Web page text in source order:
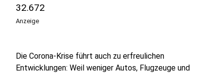
32.672
Anzeige
Die Corona-Krise führt auch zu erfreulichen
Entwicklungen: Weil weniger Autos, Flugzeuge und